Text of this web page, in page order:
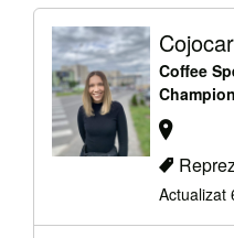
Coffee
Champion
Actualizat